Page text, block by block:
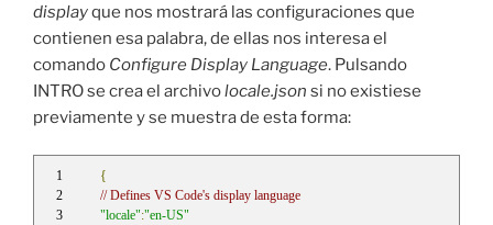
displayque nos mostrará las configuraciones que
contienen esa palabra, de ellas nos interesa el
comando Configure Display Language. Pulsando
INTRO se crea el archivolocale.json si no existiese
previamente y se muestra de esta forma:
{
// Defines VS Code's display language
"locale":"en-US"